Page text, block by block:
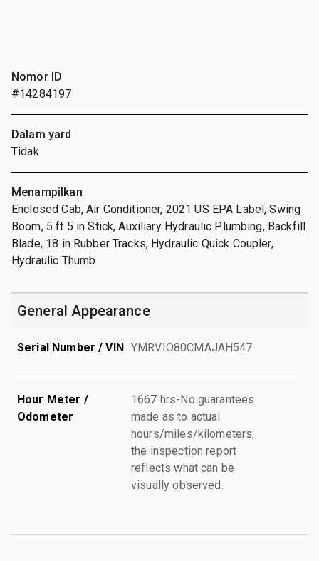
Nomor ID
#14284197
Dalam yard
Tidak
Menampilkan
Enclosed Cab, Air Conditioner, 2021 US EPA Label, Swing
Boom, 5 ft 5 in Stick, Auxiliary Hydraulic Plumbing, Backfill
Blade, 18 in Rubber Tracks, Hydraulic Quick Coupler,
Hydraulic Thumb
General Appearance
Serial Number / VIN YMRVIO80CMAJAH547
Hour Meter /
Odometer
1667 hrs-No guarantees
made as to actual
hours/miles/kilometers;
the inspection report
reflects what can be
visually observed.